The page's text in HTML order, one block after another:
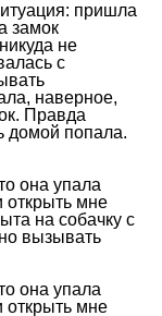
пришла
замок
не
с
наверное,
Правда
домой попала.
она упала
открыть мне
на собачку с
вызывать
она упала
открыть мне